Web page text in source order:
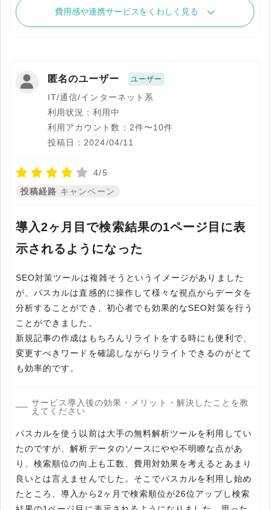
費用感や連携サービスをくわしく見る
匿名のユーザー ユーザー
IT/通信/インターネット系
利用状況：利用中
利用アカウント数：2件〜10件
投稿日：2024/04/11
4/5
投稿経路 キャンペーン
導入2ヶ月目で検索結果の1ページ目に表
示されるようになった
SEO対策ツールは複雑そうというイメージがありました
が、パスカルは直感的に操作して様々な視点からデータを
分析することができ、初心者でも効果的なSEO対策を行う
ことができました。
新規記事の作成はもちろんリライトをする時にも便利で、
変更すべきワードを確認しながらリライトできるのがとて
も効率的です。
サービス導入後の効果・メリット・解決したことを教
えてください
パスカルを使う以前は大手の無料解析ツールを利用してい
たのですが、解析データのソースにやや不明瞭な点があ
り、検索順位の向上も工数、費用対効果を考えるとあまり
良いとは言えませんでした。そこでパスカルを利用し始め
たところ、導入から2ヶ月で検索順位が26位アップし検索